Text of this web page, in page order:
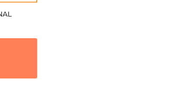
variantes.